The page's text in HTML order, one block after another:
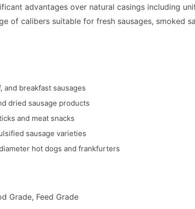
advantages over natural casings including
of calibers suitable for fresh sausages, smoked
and breakfast sausages
dried sausage products
and meat snacks
sausage varieties
hot dogs and frankfurters
Grade, Feed Grade